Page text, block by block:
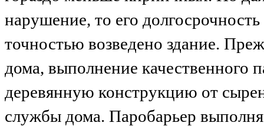
нарушение, то его
точностью возведено здание.
дома, выполнение качественного
деревянную конструкцию от
службы дома. Паробарьер